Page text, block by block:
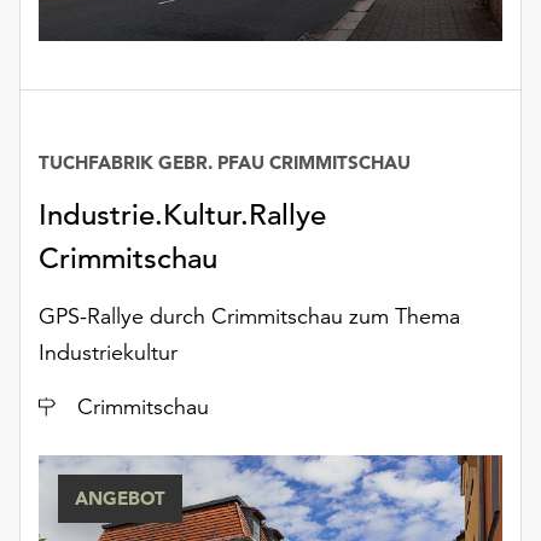
Datenschutzerklärung
Industrie.Kultur.Rallye
Crimmitschau
TUCHFABRIK GEBR. PFAU CRIMMITSCHAU
GPS-Rallye durch Crimmitschau zum Thema
Industriekultur
Ort
Crimmitschau
ANGEBOT